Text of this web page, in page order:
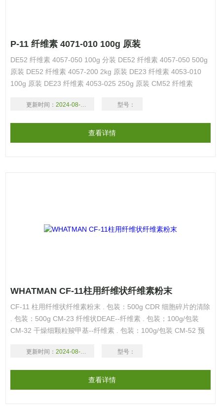
P-11 纤维素 4071-010 100g 原装
DE52 纤维素 4057-050 100g 分装 DE52 纤维素 4057-050 500g
原装 DE52 纤维素 4057-200 2kg 原装 DE23 纤维素 4053-010
100g 原装 DE23 纤维素 4053-025 250g 原装 CM52 纤维素
纤维素 4037-200
更新时间： 2024-08-17 型号：
查看详情
WHATMAN CF-11柱用纤维状纤维素粉末
CF-11 柱用纤维状纤维素粉末 . 包装：500g CDR 细胞碎片的清除
. 包装：500g CM-23 纤维状DEAE--纤维素 . 包装；100g/包装
CM-32 干燥细颗粒羧甲基--纤维素 . 包装：100g/包装 CM-52 预
粒DEAE一纤维素
更新时间： 2024-08-17 型号：
查看详情